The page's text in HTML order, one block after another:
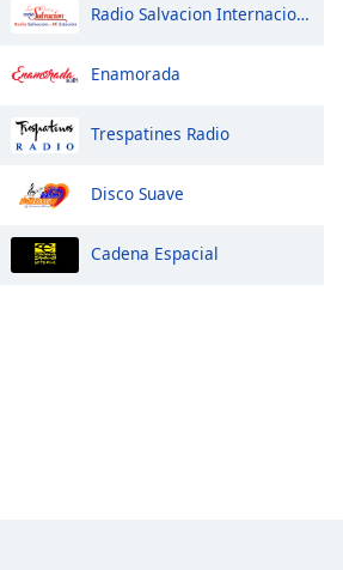
Radio Salvacion Internacional
Enamorada
Trespatines Radio
Disco Suave
Cadena Espacial